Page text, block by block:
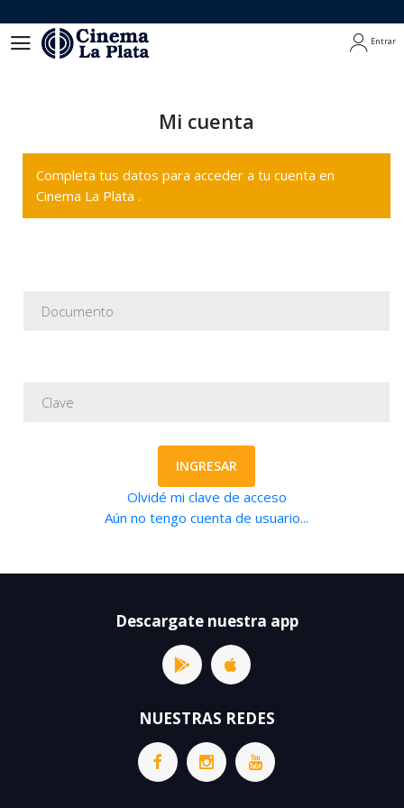
Entrar
Mi cuenta
Completa tus datos para acceder a tu cuenta en
Cinema La Plata .
INGRESAR
Olvidé mi clave de acceso
Aún no tengo cuenta de usuario...
Descargate nuestra app
NUESTRAS REDES